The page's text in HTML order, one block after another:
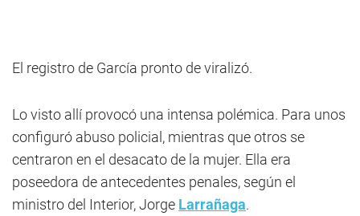
El registro de García pronto de viralizó.
Lo visto allí provocó una intensa polémica. Para unos
configuró abuso policial, mientras que otros se
centraron en el desacato de la mujer. Ella era
poseedora de antecedentes penales, según el
ministro del Interior, Jorge Larrañaga.